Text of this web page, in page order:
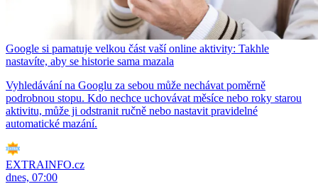
Google si pamatuje velkou část vaší online aktivity: Takhle
nastavíte, aby se historie sama mazala
Vyhledávání na Googlu za sebou může nechávat poměrně
podrobnou stopu. Kdo nechce uchovávat měsíce nebo roky starou
aktivitu, může ji odstranit ručně nebo nastavit pravidelné
automatické mazání.
EXTRAINFO.cz
dnes, 07:00